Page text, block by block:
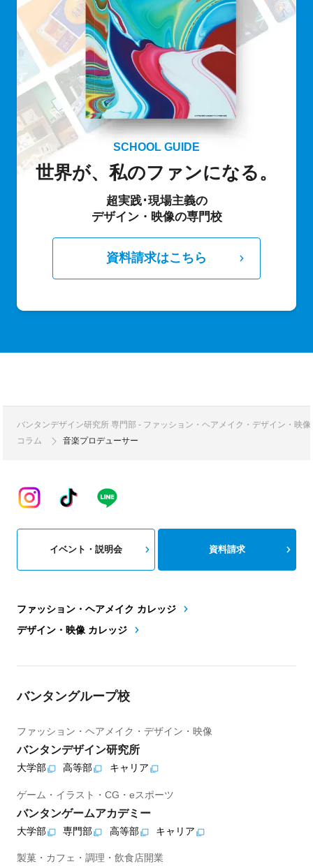
SCHOOL GUIDE
世界が、私のファンになる。
超実践･現場主義の
デザイン・映像の専門校
資料請求はこちら
バンタンデザイン研究所 専門部 - ファッション・ヘアメイク・デザイン・映
コラム
音楽プロデューサー
ファッション・ヘアメイク カレッジ
デザイン・映像 カレッジ
イベント・説明会 資料請求
バンタングループ校
ファッション・ヘアメイク・デザイン・映像
バンタンデザイン研究所
大学部 高等部 キャリア
ゲーム・イラスト・CG・eスポーツ
バンタンゲームアカデミー
大学部 専門部 高等部 キャリア
製菓・カフェ・調理・飲食店開業